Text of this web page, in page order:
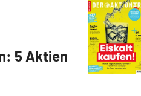
5 Aktien